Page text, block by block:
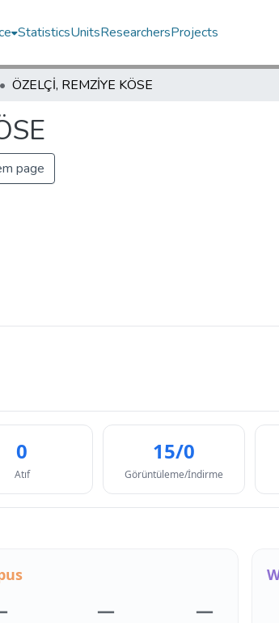
StatisticsUnitsResearchersProjects
ÖZELÇİ, REMZİYE KÖSE
page
0
Atıf
15/0
Görüntüleme/İndirme
— —